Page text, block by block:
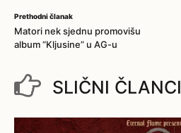
Prethodni članak
Matori nek sjednu promovišu
album “Kljusine” u AG-u
SLIČNI ČLANCI